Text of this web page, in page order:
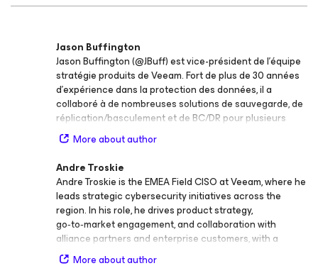
Jason Buffington
Jason Buffington (@JBuff) est vice-président de l’équipe
stratégie produits de Veeam. Fort de plus de 30 années
d’expérience dans la protection des données, il a
collaboré à de nombreuses solutions de sauvegarde, de
réplication/basculement et de BC/DR pour plusieurs
fournisseurs et pour Microsoft. Avant de rejoindre
Veeam, Jason était analyste en chef chez Enterprise
Strategy Group (ESG), chargé de la myriade de
fournisseurs de solutions de protection des données du
secteur IT. En dehors de l’informatique, Jason est un
bénévole actif de Scouting BSA. Chez Veeam, Jason se
consacre à accélérer la réussite des grands comptes
dans le cadre des partenariats Alliance de Veeam. Il
s’occupe également de projets stratégiques, de
l’évangélisation du leadership d’opinion lors des
More about author
Andre Troskie
Andre Troskie is the EMEA Field CISO at Veeam, where he
leads strategic cybersecurity initiatives across the
region. In his role, he drives product strategy,
go‑to‑market engagement, and collaboration with
alliance partners and enterprise customers, with a
strong focus on cyber resilience, risk management, and
compliance. With more than 25 years of experience in
More about author